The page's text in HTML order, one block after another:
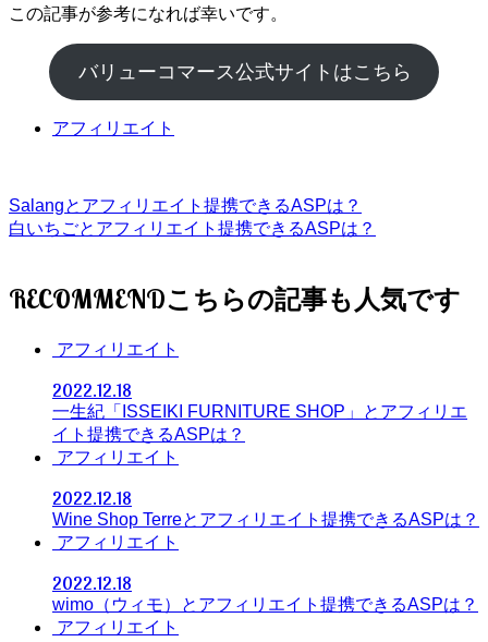
この記事が参考になれば幸いです。
バリューコマース公式サイトはこちら
アフィリエイト
Salangとアフィリエイト提携できるASPは？
白いちごとアフィリエイト提携できるASPは？
RECOMMEND
アフィリエイト
2022.12.18
一生紀「ISSEIKI FURNITURE SHOP」とアフィリエ
イト提携できるASPは？
アフィリエイト
2022.12.18
Wine Shop Terreとアフィリエイト提携できるASPは？
アフィリエイト
2022.12.18
wimo（ウィモ）とアフィリエイト提携できるASPは？
アフィリエイト